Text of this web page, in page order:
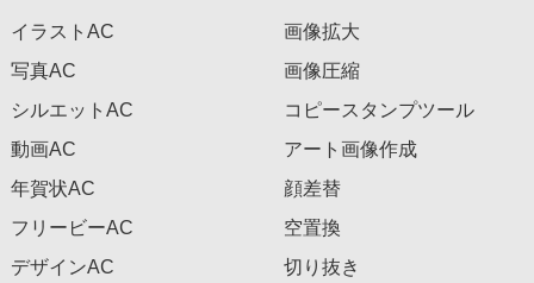
イラストAC
写真AC
シルエットAC
動画AC
年賀状AC
フリービーAC
デザインAC
画像拡大
画像圧縮
コピースタンプツール
アート画像作成
顔差替
空置換
切り抜き